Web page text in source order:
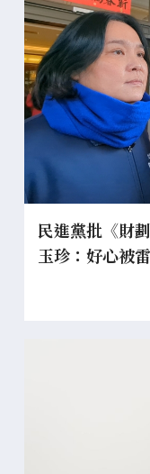
民進黨批《財
玉珍：好心被